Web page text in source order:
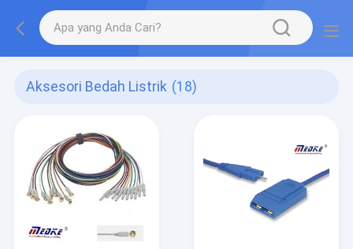
Aksesori Bedah Listrik (18)